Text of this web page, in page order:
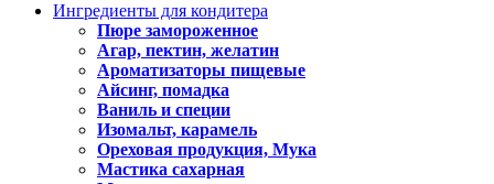
Ингредиенты для кондитера
Пюре замороженное
Агар, пектин, желатин
Ароматизаторы пищевые
Айсинг, помадка
Ваниль и специи
Изомальт, карамель
Ореховая продукция, Мука
Мастика сахарная